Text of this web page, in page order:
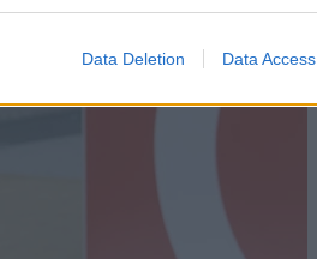
Data Deletion Data Access